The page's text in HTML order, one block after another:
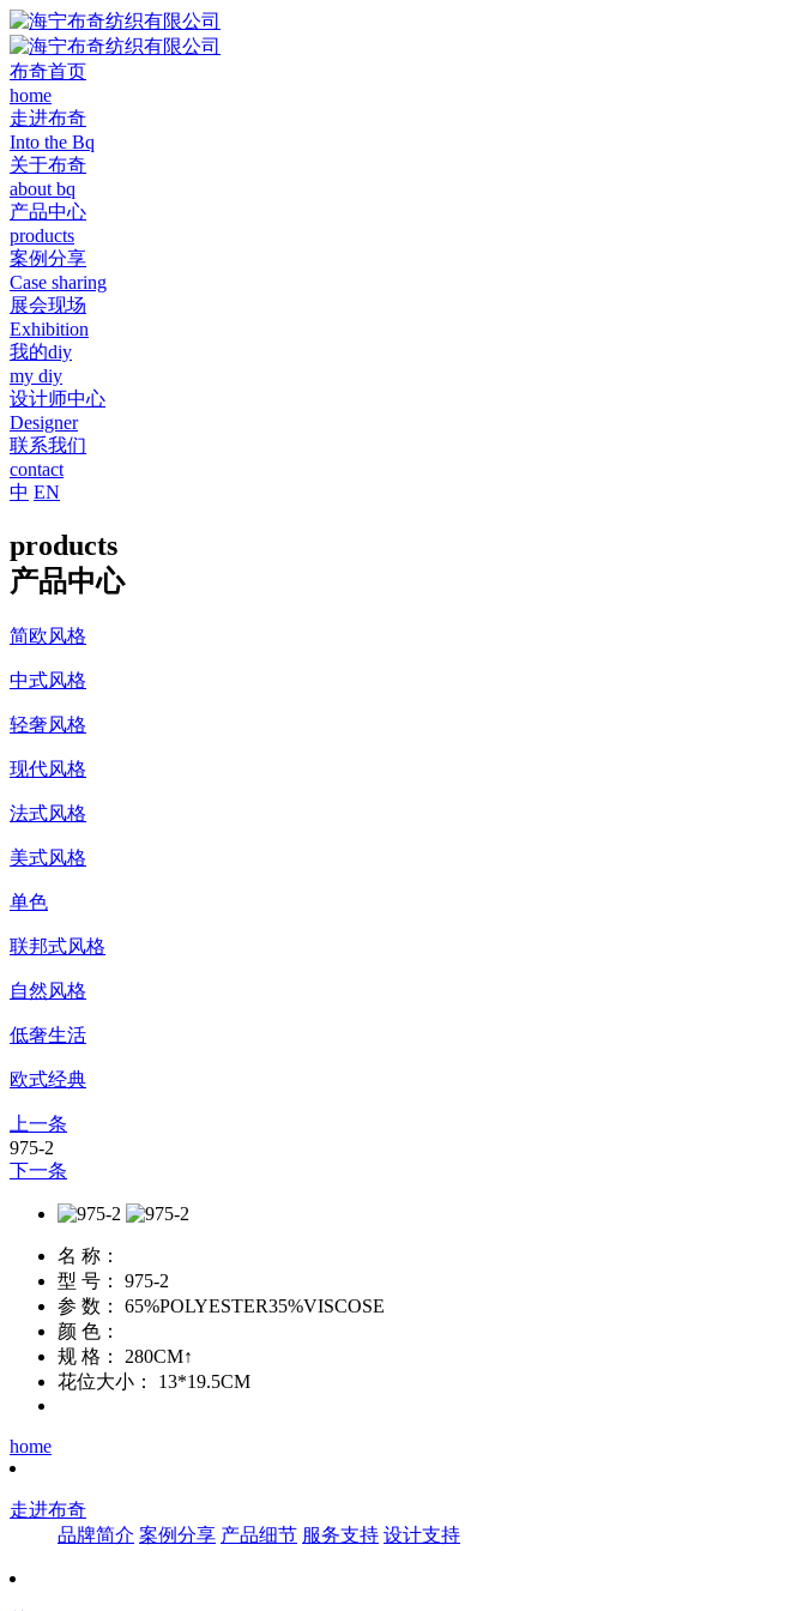
布奇首页
home
走进布奇
Into the Bq
关于布奇
about bq
产品中心
products
案例分享
Case sharing
展会现场
Exhibition
我的diy
my diy
设计师中心
Designer
联系我们
contact
中 EN
products
产品中心
简欧风格
中式风格
轻奢风格
现代风格
法式风格
美式风格
单色
联邦式风格
自然风格
低奢生活
欧式经典
上一条
975-2
下一条
名 称：
型 号：
975-2
参 数：
65%POLYESTER35%VISCOSE
颜 色：
规 格：
280CM↑
花位大小：
13*19.5CM
home
走进布奇
品牌简介 案例分享 产品细节 服务支持 设计支持